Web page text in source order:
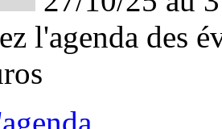
l'agenda des